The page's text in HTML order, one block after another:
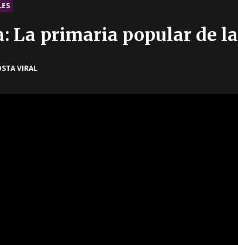
La primaria popular de
VIRAL